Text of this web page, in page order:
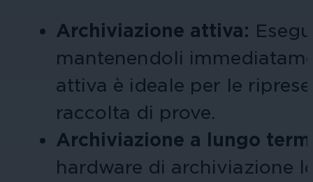
Archiviazione attiva:
mantenendoli
attiva è ideale per le
raccolta di prove.
Archiviazione a lungo
hardware di archiviazione